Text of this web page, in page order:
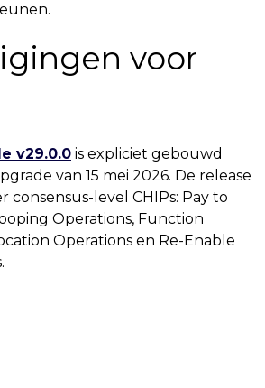
voor
v29.0.0 is expliciet gebouwd
van 15 mei 2026. De release
level CHIPs: Pay to
Operations, Function
Operations en Re-Enable